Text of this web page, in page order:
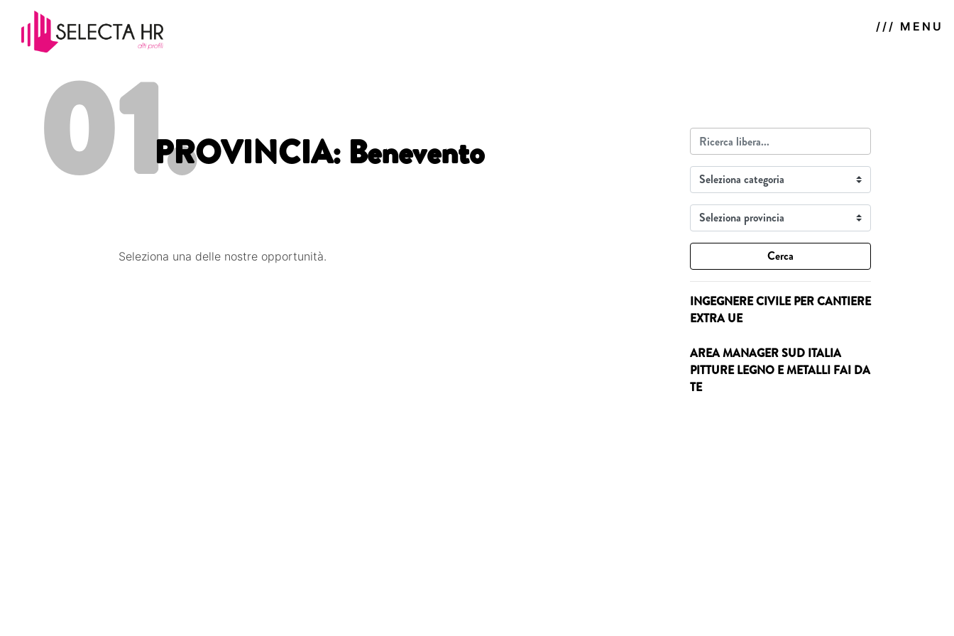
/// MENU
01.PROVINCIA: Benevento
Seleziona una delle nostre opportunità. Cerca
INGEGNERE CIVILE PER CANTIERE
EXTRA UE
AREA MANAGER SUD ITALIA
PITTURE LEGNO E METALLI FAI DA
TE